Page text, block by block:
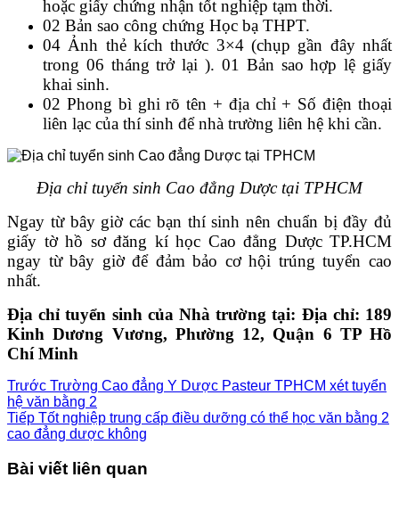
hoặc giấy chứng nhận tốt nghiệp tạm thời.
02 Bản sao công chứng Học bạ THPT.
04 Ảnh thẻ kích thước 3×4 (chụp gần đây nhất
trong 06 tháng trở lại ). 01 Bản sao hợp lệ giấy
khai sinh.
02 Phong bì ghi rõ tên + địa chỉ + Số điện thoại
liên lạc của thí sinh để nhà trường liên hệ khi cần.
Địa chỉ tuyển sinh Cao đẳng Dược tại TPHCM
Ngay từ bây giờ các bạn thí sinh nên chuẩn bị đầy đủ
giấy tờ hồ sơ đăng kí học Cao đẳng Dược TP.HCM
ngay từ bây giờ để đảm bảo cơ hội trúng tuyển cao
nhất.
Địa chỉ tuyển sinh của Nhà trường tại: Địa chỉ: 189
Kinh Dương Vương, Phường 12, Quận 6 TP Hồ
Chí Minh
Trước Trường Cao đẳng Y Dược Pasteur TPHCM xét tuyển
hệ văn bằng 2
Tiếp Tốt nghiệp trung cấp điều dưỡng có thể học văn bằng 2
cao đẳng dược không
Bài viết liên quan